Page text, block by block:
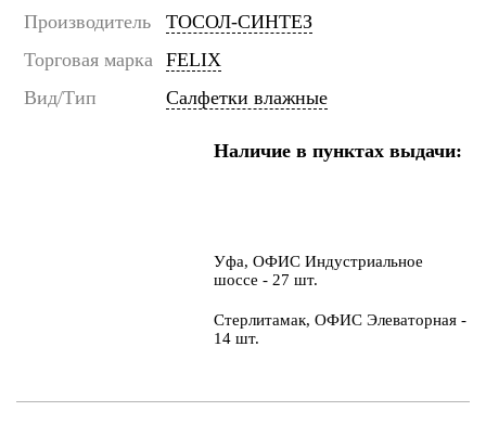
Производитель
ТОСОЛ-СИНТЕЗ
Торговая марка FELIX
Вид/Тип
Салфетки влажные
Наличие в пунктах выдачи:
Уфа, ОФИС Индустриальное
шоссе - 27 шт.
Стерлитамак, ОФИС Элеваторная -
14 шт.